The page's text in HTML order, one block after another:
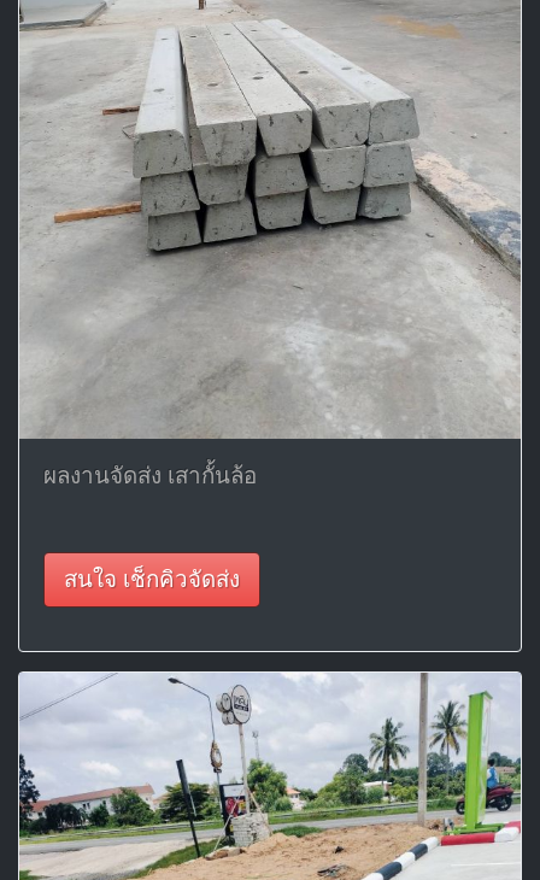
ผลงานจัดส่ง เสากั้นล้อ
สนใจ เช็กคิวจัดส่ง